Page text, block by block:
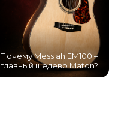
Почему Messiah EM100 –
главный шедевр Maton?